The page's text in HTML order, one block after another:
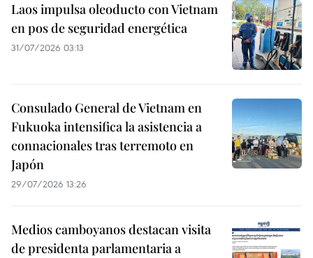
Laos impulsa oleoducto con Vietnam
en pos de seguridad energética
31/07/2026 03:13
Consulado General de Vietnam en
Fukuoka intensifica la asistencia a
connacionales tras terremoto en
Japón
29/07/2026 13:26
Medios camboyanos destacan visita
de presidenta parlamentaria a